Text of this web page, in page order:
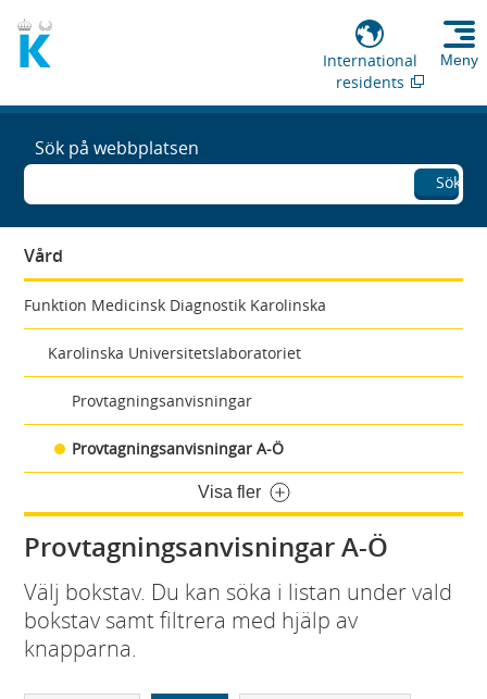
International
residents
Meny
Sök på webbplatsen
Sök
Vård
Funktion Medicinsk Diagnostik Karolinska
Karolinska Universitetslaboratoriet
Provtagningsanvisningar
Provtagningsanvisningar A-Ö
Visa fler
Provtagningsanvisningar A-Ö
Välj bokstav. Du kan söka i listan under vald
bokstav samt filtrera med hjälp av
knapparna.